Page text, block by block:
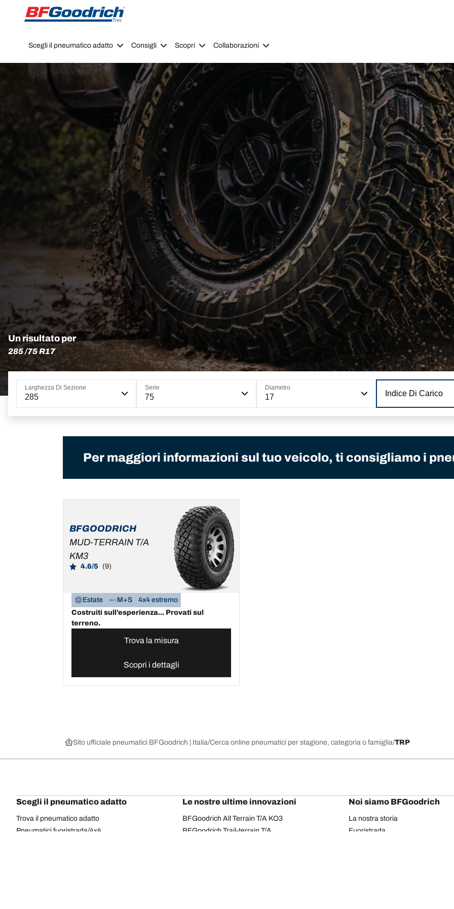
Go to page content
Go to page navigation
Scegli il pneumatico adatto Consigli Scopri Collaborazioni
Un risultato per
285 /75 R17
Larghezza Di Sezione
285
Serie
75
Diametro
17 Indice Di Carico
Per maggiori informazioni sul tuo veicolo, ti consigliamo i
BFGOODRICH
MUD-TERRAIN T/A
KM3
4.6/5 (9)
Estate M+S
4x4 estremo
Costruiti sull’esperienza... Provati sul
terreno.
Trova la misura
Scopri i dettagli
Sito ufficiale pneumatici BFGoodrich | Italia Cerca online pneumatici per stagione, categoria o famiglia TRP
Scegli il pneumatico adatto
Trova il pneumatico adatto
Pneumatici fuoristrada/4x4
Le nostre ultime innovazioni
BFGoodrich All Terrain T/A KO3
BFGoodrich Trail-terrain T/A
Noi siamo BFGoodrich
La nostra storia
Fuoristrada